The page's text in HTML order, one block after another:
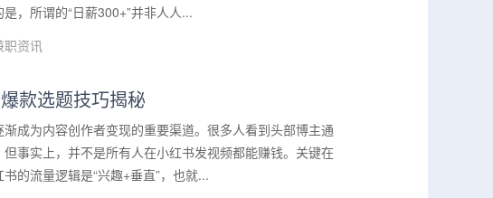
，所谓的“日薪300+”并非人人...
职资讯
款选题技巧揭秘
成为内容创作者变现的重要渠道。很多人看到头部博主通
事实上，并不是所有人在小红书发视频都能赚钱。关键在
的流量逻辑是“兴趣+垂直”，也就...